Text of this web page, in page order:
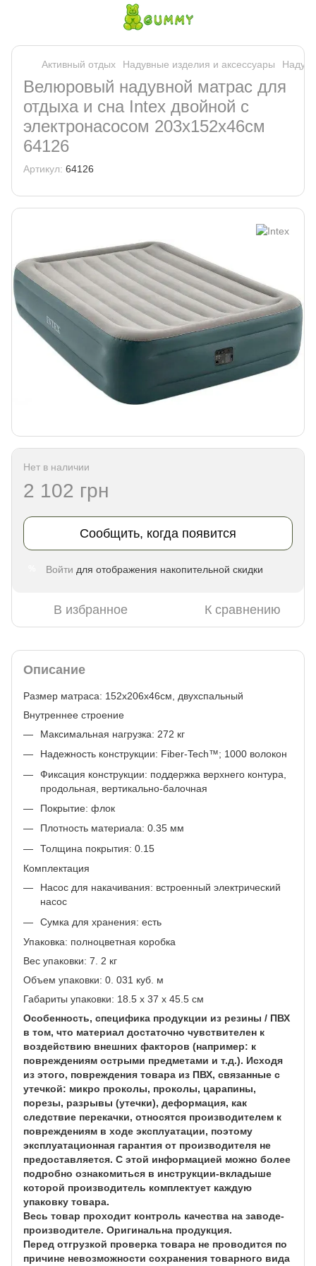
Активный отдых Надувные изделия и аксессуары
Велюровый надувной матрас для
отдыха и сна Intex двойной с
электронасосом 203х152х46см
64126
Артикул: 64126
Нет в наличии
2 102 грн
Сообщить, когда появится
Войти для отображения накопительной скидки
В избранное К сравнению
Описание
Размер матраса: 152х206х46см, двухспальный
Внутреннее строение
Максимальная нагрузка: 272 кг
Надежность конструкции: Fiber-Tech™; 1000 волокон
Фиксация конструкции: поддержка верхнего контура,
продольная, вертикально-балочная
Покрытие: флок
Плотность материала: 0.35 мм
Толщина покрытия: 0.15
Комплектация
Насос для накачивания: встроенный электрический
насос
Сумка для хранения: есть
Упаковка: полноцветная коробка
Вес упаковки: 7. 2 кг
Объем упаковки: 0. 031 куб. м
Габариты упаковки: 18.5 x 37 x 45.5 см
Особенность, специфика продукции из резины / ПВХ
в том, что материал достаточно чувствителен к
воздействию внешних факторов (например: к
повреждениям острыми предметами и т.д.). Исходя
из этого, повреждения товара из ПВХ, связанные с
утечкой: микро проколы, проколы, царапины,
порезы, разрывы (утечки), деформация, как
следствие перекачки, относятся производителем к
повреждениям в ходе эксплуатации, поэтому
эксплуатационная гарантия от производителя не
предоставляется. С этой информацией можно более
подробно ознакомиться в инструкции-вкладыше
которой производитель комплектует каждую
упаковку товара.
Весь товар проходит контроль качества на заводе-
производителе. Оригинальна продукция.
Перед отгрузкой проверка товара не проводится по
причине невозможности сохранения товарного вида